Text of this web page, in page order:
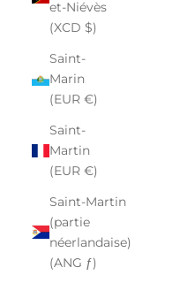
et-Niévès
(XCD $)
Saint-
Marin
(EUR €)
Saint-
Martin
(EUR €)
Saint-Martin
(partie
néerlandaise)
(ANG ƒ)